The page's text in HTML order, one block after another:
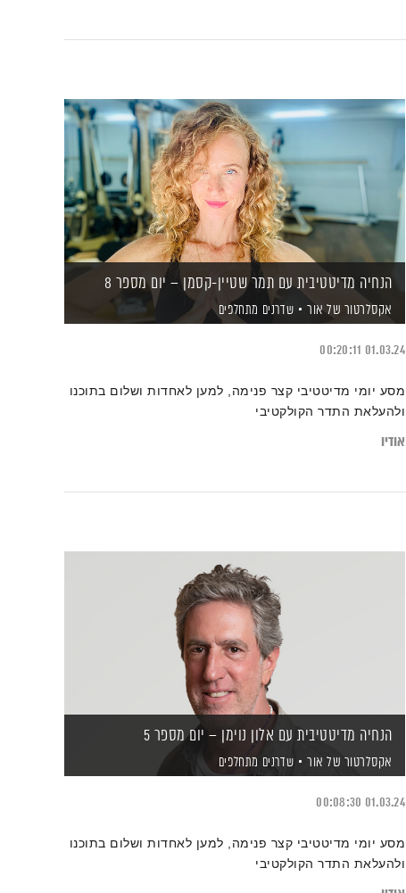
הנחיה מדיטטיבית עם תמר שטיין-קסמן – יום מספר 8
אקסלרטור של אור שדרנים מתחלפים
01.03.24
00:20:11
מסע יומי מדיטטיבי קצר פנימה, למען לאחדות ושלום בתוכנו
ולהעלאת התדר הקולקטיבי
אודיו
הנחיה מדיטטיבית עם אלון נוימן – יום מספר 5
אקסלרטור של אור שדרנים מתחלפים
01.03.24
00:08:30
מסע יומי מדיטטיבי קצר פנימה, למען לאחדות ושלום בתוכנו
ולהעלאת התדר הקולקטיבי